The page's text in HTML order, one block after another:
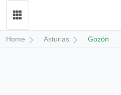
Home Asturias Gozón